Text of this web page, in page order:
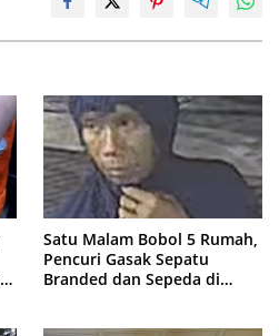
Satu Malam Bobol 5 Rumah,
Pencuri Gasak Sepatu
Branded dan Sepeda di